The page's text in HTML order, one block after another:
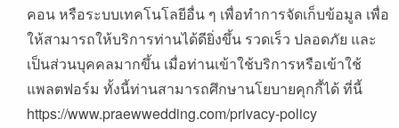
คอน หรือระบบเทคโนโลยีอื่น ๆ เพื่อทำการจัดเก็บข้อมูล เพื่อ
ให้สามารถให้บริการท่านได้ดียิ่งขึ้น รวดเร็ว ปลอดภัย และ
เป็นส่วนบุคคลมากขึ้น เมื่อท่านเข้าใช้บริการหรือเข้าใช้
แพลตฟอร์ม ทั้งนี้ท่านสามารถศึกษานโยบายคุกกี้ได้ ที่นี้
https://www.praewwedding.com/privacy-policy